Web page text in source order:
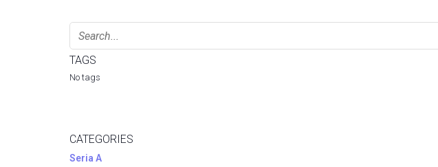
TAGS
No tags
CATEGORIES
Seria A